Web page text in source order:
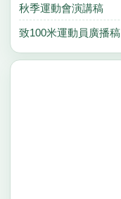
秋季運動會演講稿
致100米運動員廣播稿